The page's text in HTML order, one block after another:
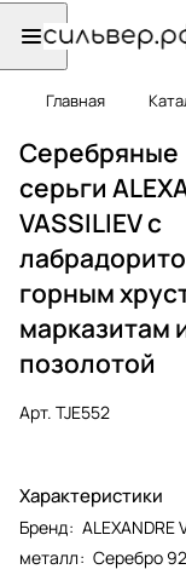
Главная
Серебряные
серьги
VASSILIEV с
горным
марказитам
позолотой
Арт. TJE552
Характеристики
Бренд: ALEXANDRE
металл: Серебро